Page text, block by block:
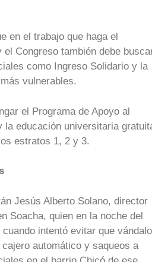
en el trabajo que haga el
el Congreso también debe
como Ingreso Solidario y la
vulnerables.
el Programa de Apoyo al
la educación universitaria
estratos 1, 2 y 3.
Jesús Alberto Solano, director
Soacha, quien en la noche del
intentó evitar que
automático y saqueos a